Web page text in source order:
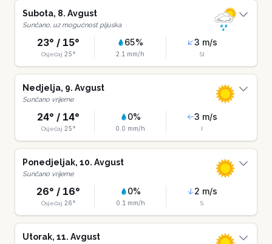
Subota, 8. Avgust
Sunčano, uz mogućnost pljuska
23° / 15°
Osjećaj 25°
65%
2.1 mm/h
3 m/s
SI
Nedjelja, 9. Avgust
Sunčano vrijeme
24° / 14°
Osjećaj 25°
0%
0.0 mm/h
3 m/s
I
Ponedjeljak, 10. Avgust
Sunčano vrijeme
26° / 16°
Osjećaj 26°
0%
0.1 mm/h
2 m/s
S
Utorak, 11. Avgust